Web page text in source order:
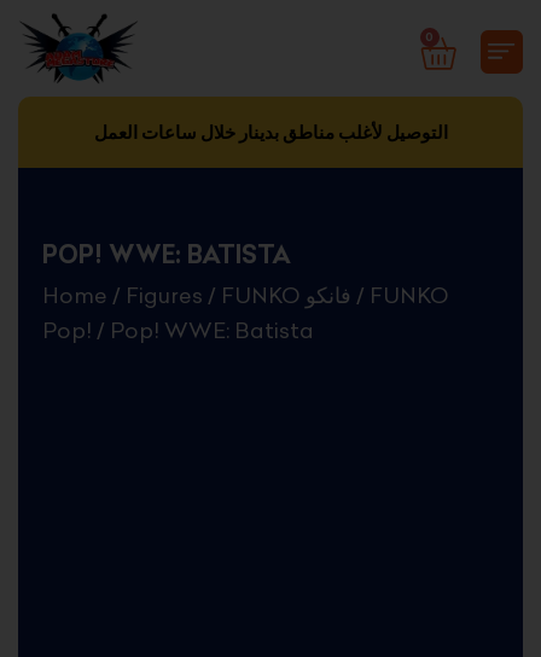
content
0
CART
التوصيل لأغلب مناطق بدينار خلال ساعات العمل
POP! WWE: BATISTA
Home / Figures / FUNKO فانكو / FUNKO
Pop! / Pop! WWE: Batista